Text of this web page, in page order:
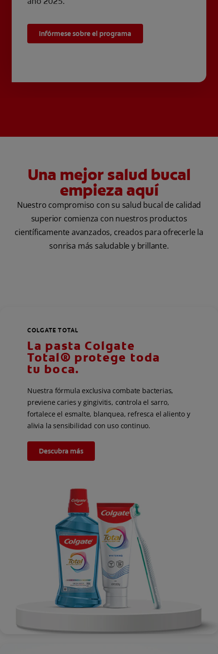
Infórmese sobre el programa
Una mejor salud bucal
empieza aquí
Nuestro compromiso con su salud bucal de calidad
superior comienza con nuestros productos
científicamente avanzados, creados para ofrecerle la
sonrisa más saludable y brillante.
COLGATE TOTAL
La pasta Colgate
Total® protege toda
tu boca.
Nuestra fórmula exclusiva combate bacterias,
previene caries y gingivitis, controla el sarro,
fortalece el esmalte, blanquea, refresca el aliento y
alivia la sensibilidad con uso continuo.
Descubra más